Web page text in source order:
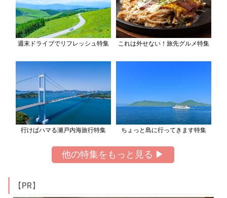
週末ドライブでリフレッシュ特集 これは外せない！旅先グルメ特集
行けばハマる瀬戸内海旅行特集 ちょっと島に行ってきます特集
他の特集をもっと見る ▶
【PR】